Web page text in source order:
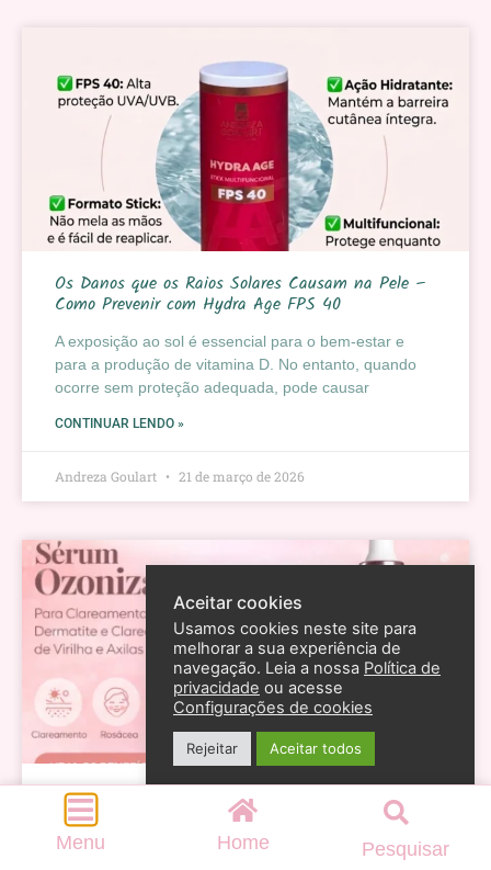
Os Danos que os Raios Solares Causam na Pele –
Como Prevenir com Hydra Age FPS 40
A exposição ao sol é essencial para o bem-estar e
para a produção de vitamina D. No entanto, quando
ocorre sem proteção adequada, pode causar
CONTINUAR LENDO »
Andreza Goulart 21 de março de 2026
Ozônio na pele: o ativo poderoso que está
revolucionando o clareamento e o cuidado com
rosácea e dermatite
Aceitar cookies
Usamos cookies neste site para
melhorar a sua experiência de
navegação. Leia a nossa Política de
privacidade ou acesse
Configurações de cookies
Rejeitar Aceitar todos
Menu Home Pesquisar